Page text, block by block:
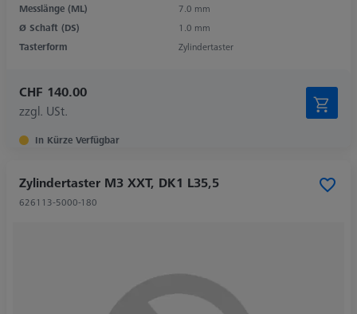
Messlänge (ML)
7.0 mm
Ø Schaft (DS)
1.0 mm
Tasterform
Zylindertaster
CHF 140.00
zzgl. USt.
In Kürze Verfügbar
Zylindertaster M3 XXT, DK1 L35,5
626113-5000-180